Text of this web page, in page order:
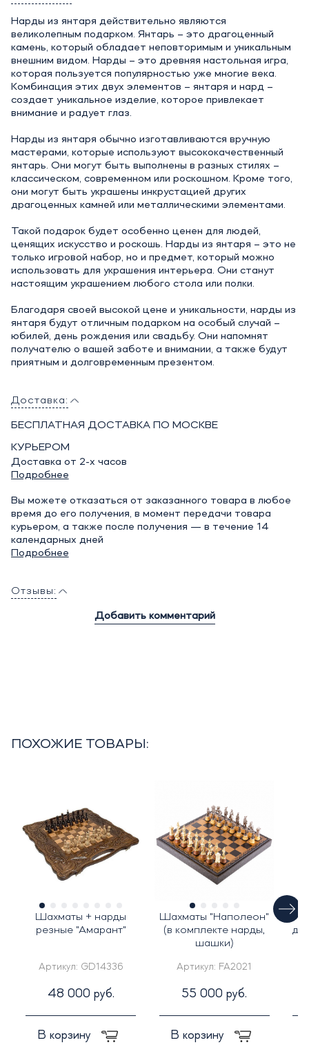
Нарды из янтаря действительно являются
великолепным подарком. Янтарь – это драгоценный
камень, который обладает неповторимым и уникальным
внешним видом. Нарды – это древняя настольная игра,
которая пользуется популярностью уже многие века.
Комбинация этих двух элементов – янтаря и нард –
создает уникальное изделие, которое привлекает
внимание и радует глаз.
Нарды из янтаря обычно изготавливаются вручную
мастерами, которые используют высококачественный
янтарь. Они могут быть выполнены в разных стилях –
классическом, современном или роскошном. Кроме того,
они могут быть украшены инкрустацией других
драгоценных камней или металлическими элементами.
Такой подарок будет особенно ценен для людей,
ценящих искусство и роскошь. Нарды из янтаря – это не
только игровой набор, но и предмет, который можно
использовать для украшения интерьера. Они станут
настоящим украшением любого стола или полки.
Благодаря своей высокой цене и уникальности, нарды из
янтаря будут отличным подарком на особый случай –
юбилей, день рождения или свадьбу. Они напомнят
получателю о вашей заботе и внимании, а также будут
приятным и долговременным презентом.
Доставка:
БЕСПЛАТНАЯ ДОСТАВКА ПО МОСКВЕ
КУРЬЕРОМ
Доставка от 2-х часов
Подробнее
Вы можете отказаться от заказанного товара в любое
время до его получения, в момент передачи товара
курьером, а также после получения — в течение 14
календарных дней
Подробнее
Отзывы:
Добавить комментарий
ПОХОЖИЕ ТОВАРЫ:
Шахматы + нарды
резные "Амарант"
Артикул: GD14336
48 000 руб.
В корзину
Шахматы "Наполеон"
(в комплекте нарды,
шашки)
Артикул: FA2021
55 000 руб.
В корзину